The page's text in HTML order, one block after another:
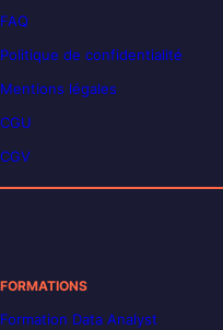
FAQ
Politique de confidentialité
Mentions légales
CGU
CGV
FORMATIONS
Formation Data Analyst